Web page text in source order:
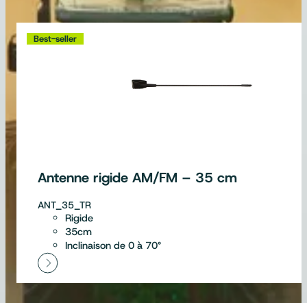
Best-seller
Antenne rigide AM/FM – 35 cm
ANT_35_TR
Rigide
35cm
Inclinaison de 0 à 70°